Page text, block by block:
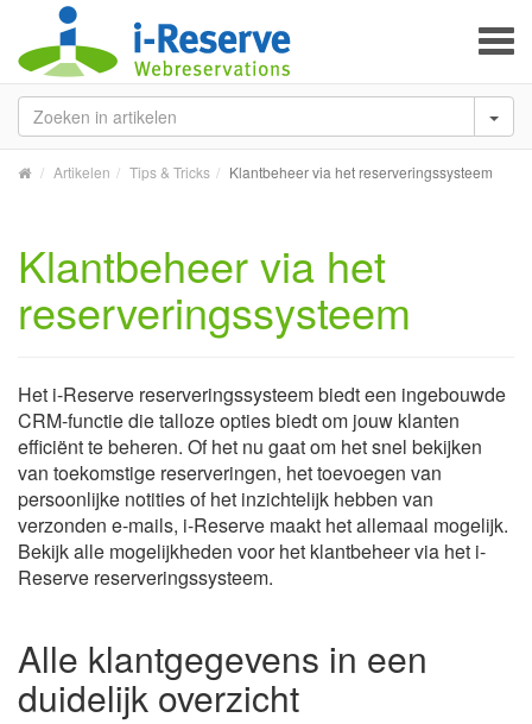
Artikelen Tips & Tricks Klantbeheer via het reserveringssysteem
Klantbeheer via het
reserveringssysteem
Het i-Reserve reserveringssysteem biedt een ingebouwde
CRM-functie die talloze opties biedt om jouw klanten
efficiënt te beheren. Of het nu gaat om het snel bekijken
van toekomstige reserveringen, het toevoegen van
persoonlijke notities of het inzichtelijk hebben van
verzonden e-mails, i-Reserve maakt het allemaal mogelijk.
Bekijk alle mogelijkheden voor het klantbeheer via het i-
Reserve reserveringssysteem.
Alle klantgegevens in een
duidelijk overzicht